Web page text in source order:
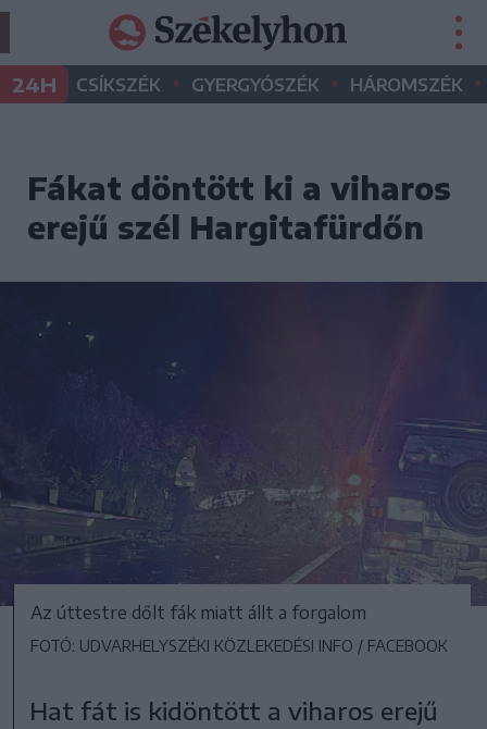
24H CSÍKSZÉK • GYERGYÓSZÉK • HÁROMSZÉK •
Fákat döntött ki a viharos
erejű szél Hargitafürdőn
Az úttestre dőlt fák miatt állt a forgalom
FOTÓ: UDVARHELYSZÉKI KÖZLEKEDÉSI INFO / FACEBOOK
Hat fát is kidöntött a viharos erejű